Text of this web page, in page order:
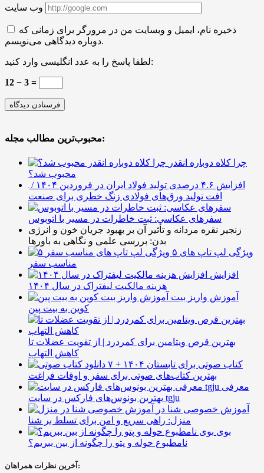
وب سایت
ذخیره نام، ایمیل و وبسایت من در مرورگر برای زمانی که
دوباره دیدگاهی می‌نویسم.
لطفا پاسخ را به عدد انگلیسی وارد کنید:
12 − 3 =
محبوب‌ترین مطالب مجله:
چرا کلاه دوباره انقدر
محبوب شد؟
افزایش ۴.۶ درصدی تولید فولاد ایران در فروردین ۱۴۰۴ /
افت تولید ورق‌های فولادی زنگ خطری برای صنعت
سفرهای عکاسی: ثبت خاطرات در مسیر با اتوبوس
زنجیر نقره مردانه و تأثیر آن بر بهبود جریان خون و انرژی
بدن: بررسی علمی و نگاهی به باورها
۵ ویژگی لپ تاپ های
مناسب سفر
افزایش
هزینه مالکیت لیفتراک در سال ۱۴۰۴
آموزش واریز بیت
کوین به بیت پین
بهترین قرص ویتامین برای کمردرد | از تقویت عضلات تا
کاهش التهاب
۷ کتاب صوتی برای تابستان ۱۴۰۴ +
بهترین کتاب‌های صوتی برای سفر و اوقات فراغت
معرفی
بهترین بونوس‌های فارکس در سایت tgju
آموزش خصوصی شنا در
منزل: راهی سریع و امن برای تسلط بر شنا
بوی
نامطبوع حوله و پتو را چگونه از بین ببریم؟
آخرین نظرات همراهان: